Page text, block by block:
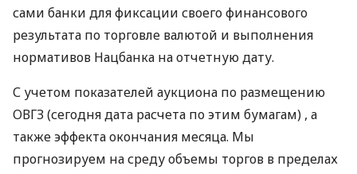
сами банки для фиксации своего финансового
результата по торговле валютой и выполнения
нормативов Нацбанка на отчетную дату.
С учетом показателей аукциона по размещению
ОВГЗ(сегодня дата расчета по этим бумагам) , а
также эффекта окончания месяца. Мы
прогнозируем на среду объемы торгов в пределах